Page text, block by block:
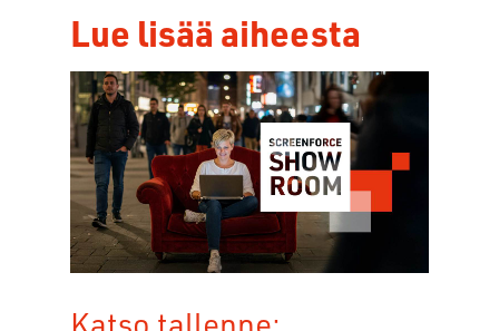
Lue lisää aiheesta
Katso tallenne: